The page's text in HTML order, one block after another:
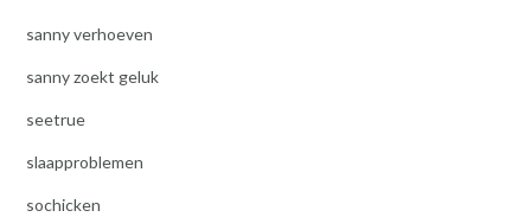
sanny verhoeven
sanny zoekt geluk
seetrue
slaapproblemen
sochicken